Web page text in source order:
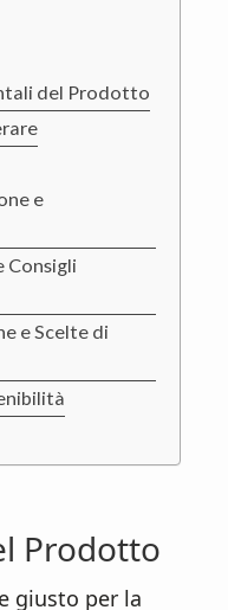
del Prodotto
e
Consigli
e Scelte di
Prodotto
giusto per la